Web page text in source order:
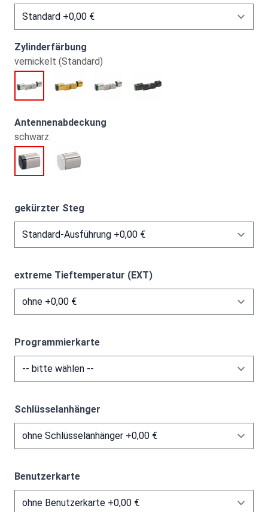
Zylinderfärbung
vernickelt (Standard)
Antennenabdeckung
schwarz
gekürzter Steg
extreme Tieftemperatur (EXT)
Programmierkarte
Schlüsselanhänger
Benutzerkarte